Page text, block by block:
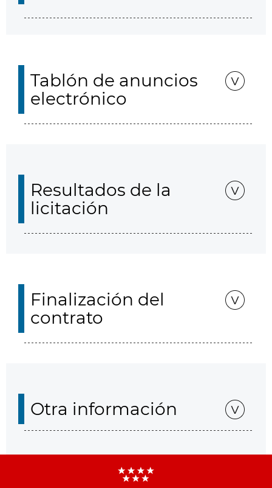
Tablón de anuncios
electrónico
Resultados de la
licitación
Finalización del
contrato
Otra información